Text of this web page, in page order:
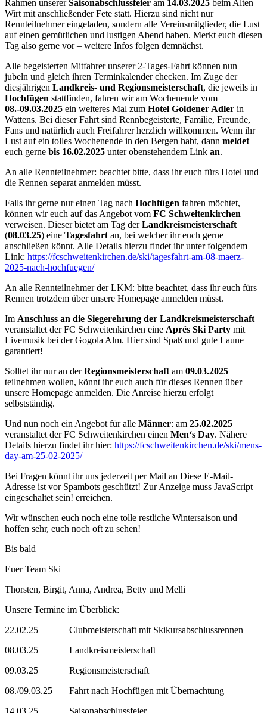
Rahmen unsererSaisonabschlussfeier am 14.03.2025 beim Alten
Wirt mit anschließender Fete statt. Hierzu sind nicht nur
Rennteilnehmer eingeladen, sondern alle Vereinsmitglieder, die Lust
auf einen gemütlichen und lustigen Abend haben. Merkt euch diesen
Tag also gerne vor – weitere Infos folgen demnächst.
Alle begeisterten Mitfahrer unserer 2-Tages-Fahrt können nun
jubeln und gleich ihren Terminkalender checken. Im Zuge der
diesjährigen Landkreis- und Regionsmeisterschaft, die jeweils in
Hochfügen stattfinden, fahren wir am Wochenende vom
08.-09.03.2025 ein weiteres Mal zum Hotel Goldener Adler in
Wattens. Bei dieser Fahrt sind Rennbegeisterte, Familie, Freunde,
Fans und natürlich auch Freifahrer herzlich willkommen. Wenn ihr
Lust auf ein tolles Wochenende in den Bergen habt, dann meldet
euch gerne bis 16.02.2025 unter obenstehendem Link an.
An alle Rennteilnehmer: beachtet bitte, dass ihr euch fürs Hotel und
die Rennen separat anmelden müsst.
Falls ihr gerne nur einen Tag nach Hochfügen fahren möchtet,
können wir euch auf das Angebot vom FC Schweitenkirchen
verweisen. Dieser bietet am Tag derLandkreismeisterschaft
(08.03.25) eine Tagesfahrt an, bei welcher ihr euch gerne
anschließen könnt. Alle Details hierzu findet ihr unter folgendem
Link: https://fcschweitenkirchen.de/ski/tagesfahrt-am-08-maerz-
2025-nach-hochfuegen/
An alle Rennteilnehmer der LKM: bitte beachtet, dass ihr euch fürs
Rennen trotzdem über unsere Homepage anmelden müsst.
Im Anschluss an die Siegerehrung der Landkreismeisterschaft
veranstaltet der FC Schweitenkirchen eine Aprés Ski Party mit
Livemusik bei der Gogola Alm. Hier sind Spaß und gute Laune
garantiert!
Solltet ihr nur an derRegionsmeisterschaft am 09.03.2025
teilnehmen wollen, könnt ihr euch auch für dieses Rennen über
unsere Homepage anmelden. Die Anreise hierzu erfolgt
selbstständig.
Und nun noch ein Angebot für alle Männer: am 25.02.2025
veranstaltet der FC Schweitenkirchen einen Men‘s Day. Nähere
Details hierzu findet ihr hier: https://fcschweitenkirchen.de/ski/mens-
day-am-25-02-2025/
Bei Fragen könnt ihr uns jederzeit per Mail an Diese E-Mail-
Adresse ist vor Spambots geschützt! Zur Anzeige muss JavaScript
eingeschaltet sein! erreichen.
Wir wünschen euch noch eine tolle restliche Wintersaison und
hoffen sehr, euch noch oft zu sehen!
Bis bald
Euer Team Ski
Thorsten, Birgit, Anna, Andrea, Betty und Melli
Unsere Termine im Überblick:
22.02.25 Clubmeisterschaft mit Skikursabschlussrennen
08.03.25 Landkreismeisterschaft
09.03.25 Regionsmeisterschaft
08./09.03.25 Fahrt nach Hochfügen mit Übernachtung